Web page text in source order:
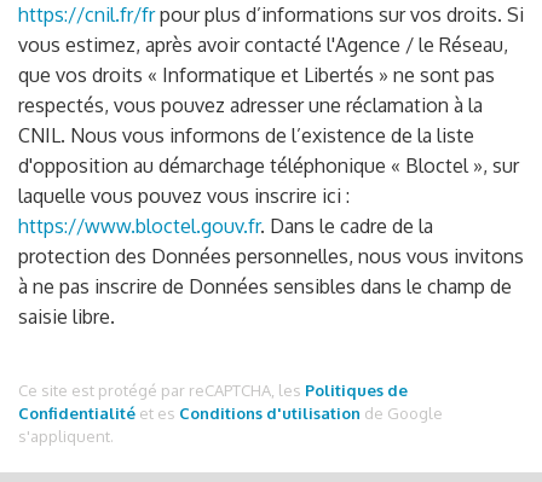
https://cnil.fr/frpour plus d’informations sur vos droits. Si
vous estimez, après avoir contacté l'Agence / le Réseau,
que vos droits « Informatique et Libertés » ne sont pas
respectés, vous pouvez adresser une réclamation à la
CNIL. Nous vous informons de l’existence de la liste
d'opposition au démarchage téléphonique « Bloctel », sur
laquelle vous pouvez vous inscrire ici :
https://www.bloctel.gouv.fr. Dans le cadre de la
protection des Données personnelles, nous vous invitons
à ne pas inscrire de Données sensibles dans le champ de
saisie libre.
Ce site est protégé par reCAPTCHA, les Politiques de
Confidentialité et es Conditions d'utilisation de Google
s'appliquent.